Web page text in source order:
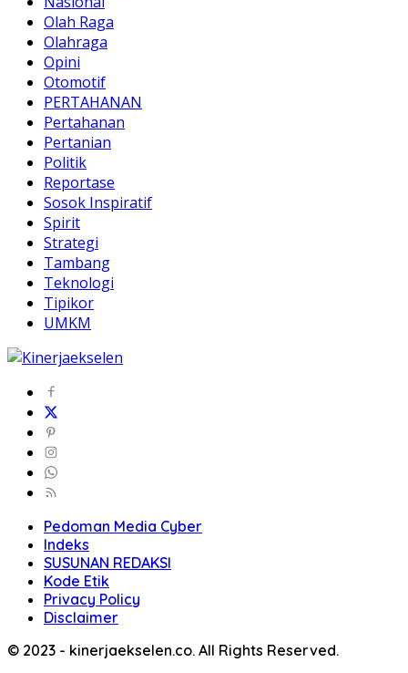
Olah Raga
Olahraga
Opini
Otomotif
PERTAHANAN
Pertahanan
Pertanian
Politik
Reportase
Sosok Inspiratif
Spirit
Strategi
Tambang
Teknologi
Tipikor
UMKM
Pedoman Media Cyber
Indeks
SUSUNAN REDAKSI
Kode Etik
Privacy Policy
Disclaimer
© 2023 - kinerjaekselen.co. All Rights Reserved.